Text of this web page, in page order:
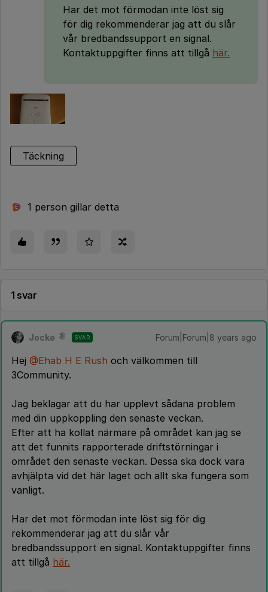
Har det mot förmodan inte löst sig
för dig rekommenderar jag att du slår
vår bredbandssupport en signal.
Kontaktuppgifter finns att tillgå här.
Täckning
E 1 person gillar detta
1 svar
Jocke SVAR Forum|Forum|8 years ago
Hej @Ehab H E Rush och välkommen till
3Community.
Jag beklagar att du har upplevt sådana problem
med din uppkoppling den senaste veckan.
Efter att ha kollat närmare på området kan jag se
att det funnits rapporterade driftstörningar i
området den senaste veckan. Dessa ska dock vara
avhjälpta vid det här laget och allt ska fungera som
vanligt.
Har det mot förmodan inte löst sig för dig
rekommenderar jag att du slår vår
bredbandssupport en signal. Kontaktuppgifter finns
att tillgå här.